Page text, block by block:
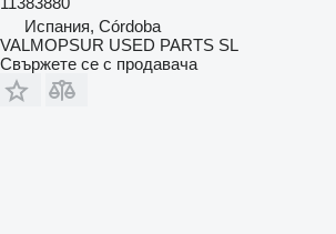
Испания, Córdoba
VALMOPSUR USED PARTS SL
Свържете се с продавача